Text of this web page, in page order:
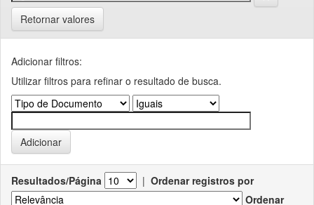
Retornar valores
Adicionar filtros:
Utilizar filtros para refinar o resultado de busca.
Resultados/Página | Ordenar registros por
Ordenar